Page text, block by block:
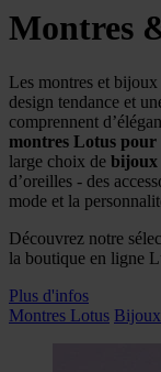
Montres
Les montres et
design tendance et
comprennent
montres Lotus pour
large choix de bijoux
d’oreilles - des
mode et la
Découvrez notre
la boutique en ligne
Plus d'infos
Montres Lotus